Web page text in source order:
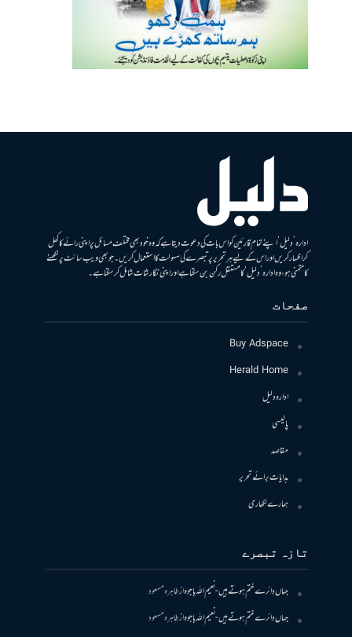
ادارہ ’دلیل‘ اپنے تمام قارئین کو اس بات کی دعوت دیتا ہے کہ وہ خود بھی مختلف مسائل پر اپنی رائے کا کھل
کر اظہار کریں اور اس کے لیے ہر تحریر پر تبصرے کی سہولت کا استعمال کریں۔ جو بھی ویب سائٹ پر لکھنے
کا متمنی ہو، وہ ادارہ ’دلیل‘ کا مستقل رکن بن سکتا ہے اور اپنی نگارشات شامل کرسکتا ہے۔
صفحات
Buy Adspace
Herald Home
ادارہ دلیل
پالیسی
مقاصد
ہدایات برائے تحریر
ہمارے لکھاری
تازہ تبصرے
جہاں دائرے ختم ہوتے ہیں- نعیم اللہ باجوہازطاہرہ مسعود
جہاں دائرے ختم ہوتے ہیں- نعیم اللہ باجوہازطاہرہ مسعود